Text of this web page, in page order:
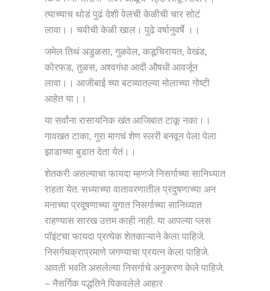
त्याच्याच थोडं पुढं देशी वेलची केळीची चार सोटं
लावा।। चवीची केळी खाल। पुढे वर्षानुवर्षे ।।
जमेल तिथं अडुळसा, गुळवेल, कडूचिरायत, वेखंड,
कोरफड, तुळस, अश्वगंधा आदी औषधी आवर्जून
लावा।। आजीबाई च्या बटव्यातल्या मोलाच्या गोष्टी
आहेत या।।
या सर्वांना रासायनिक खंत आजिबात टाकू नका।।
गावखत टाका, गुरा मागचं शेण स्लरी बनवून पेला पेला
झाडाच्या बुडात देता येतं।।
शेतकरी असल्याचा फायदा म्हणजे निसर्गाच्या सानिध्यात
राहता येत. सध्याच्या वातावरणातील प्रदुषणाच्या अन
मनाच्या प्रदूषणाच्या युगात निसर्गाच्या सानिध्यात
राहण्यास सारख उत्तम काही नाही. या आपल्या प्लस
पॉइंटचा फायदा प्रत्येक शेतकाऱ्याने केला पाहिजे.
निसर्गचक्राप्रमाणे जगण्याचा प्रयत्न केला पाहिजे.
आवती भवति असलेल्या निसर्गाचे अनुकरण केले पाहिजे.
– नैसर्गिक पद्धतिने पिकवलेले आहार